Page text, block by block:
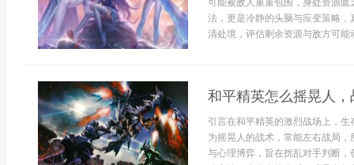
可能被敌人重重包围，身处资源
法，更是冷静的头脑与应变策略
清处境，评估剩余资源与敌方可
和平精英怎么摇晃人
引言在和平精英的激烈战场上，
为摇晃人的战术，常能左右战局
与心理博弈，旨在扰乱对手判断